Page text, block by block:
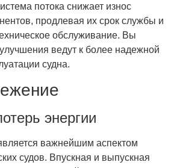
потока снижает износ
продлевая их срок службы и
обслуживание. Вы
ведут к более надежной
судна.
энергии
важнейшим аспектом
судов. Впускная и выпускная